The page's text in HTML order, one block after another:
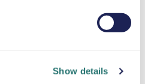
Show details
Bli verifierad
dokument direkt